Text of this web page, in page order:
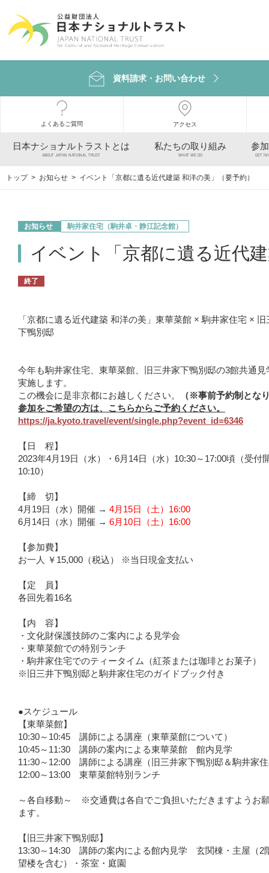
資料請求・お問い合わせ
よくあるご質問 アクセス
日本ナショナルトラストとは
ABOUT JAPAN NATIONAL TRUST
私たちの取り組み
WHAT WE DO
参
GET
トップ > お知らせ > イベント「京都に遺る近代建築 和洋の美」（要予約）
お知らせ 駒井家住宅（駒井卓・静江記念館）
イベント「京都に遺る近代
終了
「京都に遺る近代建築 和洋の美」東華菜館 × 駒井家住宅 × 旧
下鴨別邸
今年も駒井家住宅、東華菜館、旧三井家下鴨別邸の3館共通見
実施します。
この機会に是非京都にお越しください。
（※事前予約制とな
参加をご希望の方は、こちらからご予約ください。
https://ja.kyoto.travel/event/single.php?event_id=6346
【日 程】
2023年4月19日（水）・6月14日（水）10:30～17:00頃（受付
10:10）
【締 切】
4月19日（水）開催 → 4月15日（土）16:00
6月14日（水）開催 → 6月10日（土）16:00
【参加費】
お一人 ￥15,000（税込） ※当日現金支払い
【定 員】
各回先着16名
【内 容】
・文化財保護技師のご案内による見学会
・東華菜館での特別ランチ
・駒井家住宅でのティータイム（紅茶または珈琲とお菓子）
※旧三井下鴨別邸と駒井家住宅のガイドブック付き
●スケジュール
【東華菜館】
10:30～10:45 講師による講座（東華菜館について）
10:45～11:30 講師の案内による東華菜館 館内見学
11:30～12:00 講師による講座（旧三井家下鴨別邸＆駒井家
12:00～13:00 東華菜館特別ランチ
～各自移動～ ※交通費は各自でご負担いただきますようお
ます。
【旧三井家下鴨別邸】
13:30～14:30 講師の案内による館内見学 玄関棟・主屋（2
望楼を含む）・茶室・庭園